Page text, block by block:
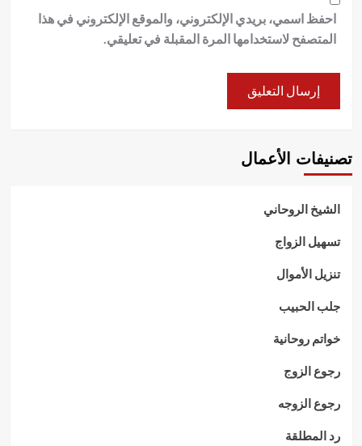
احفظ اسمي، بريدي الإلكتروني، والموقع الإلكتروني في هذا
المتصفح لاستخدامها المرة المقبلة في تعليقي.
تصنيفات الأعمال
الشيخ الروحاني
تسهيل الزواج
تنزيل الأموال
جلب الحبيب
خواتم روحانية
رجوع الزوج
رجوع الزوجه
رد المطلقة